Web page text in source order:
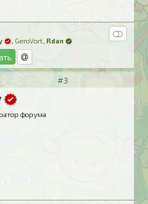
GeroVort Rdan
#3
форума